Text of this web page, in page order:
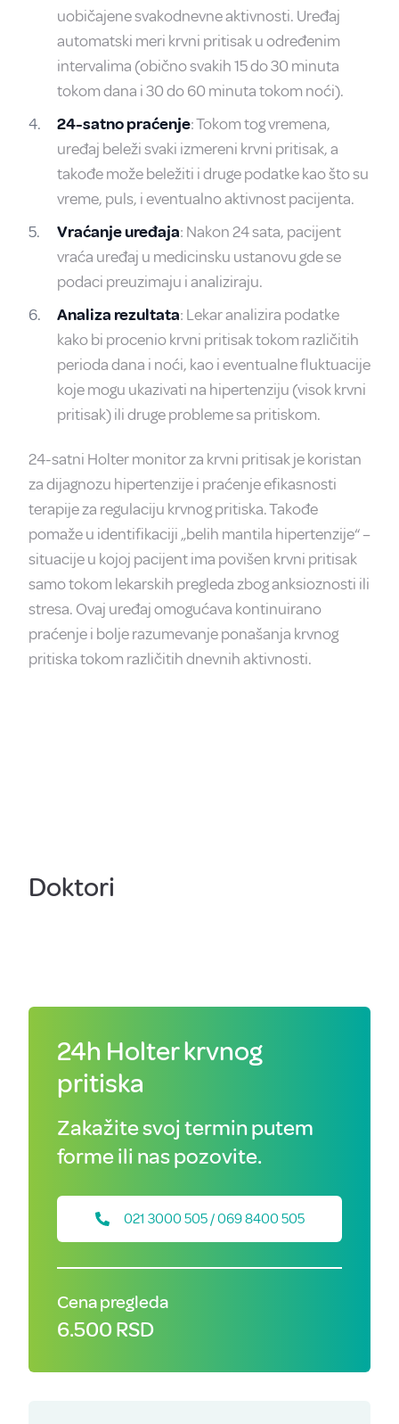
uobičajene svakodnevne aktivnosti. Uređaj
automatski meri krvni pritisak u određenim
intervalima (obično svakih 15 do 30 minuta
tokom dana i 30 do 60 minuta tokom noći).
24-satno praćenje: Tokom tog vremena,
uređaj beleži svaki izmereni krvni pritisak, a
takođe može beležiti i druge podatke kao što su
vreme, puls, i eventualno aktivnost pacijenta.
Vraćanje uređaja: Nakon 24 sata, pacijent
vraća uređaj u medicinsku ustanovu gde se
podaci preuzimaju i analiziraju.
Analiza rezultata: Lekar analizira podatke
kako bi procenio krvni pritisak tokom različitih
perioda dana i noći, kao i eventualne fluktuacije
koje mogu ukazivati na hipertenziju (visok krvni
pritisak) ili druge probleme sa pritiskom.
24-satni Holter monitor za krvni pritisak je koristan
za dijagnozu hipertenzije i praćenje efikasnosti
terapije za regulaciju krvnog pritiska. Takođe
pomaže u identifikaciji „belih mantila hipertenzije“ –
situacije u kojoj pacijent ima povišen krvni pritisak
samo tokom lekarskih pregleda zbog anksioznosti ili
stresa. Ovaj uređaj omogućava kontinuirano
praćenje i bolje razumevanje ponašanja krvnog
pritiska tokom različitih dnevnih aktivnosti.
Doktori
24h Holter krvnog
pritiska
Zakažite svoj termin putem
forme ili nas pozovite.
021 3000 505 / 069 8400 505
Cena pregleda
6.500 RSD